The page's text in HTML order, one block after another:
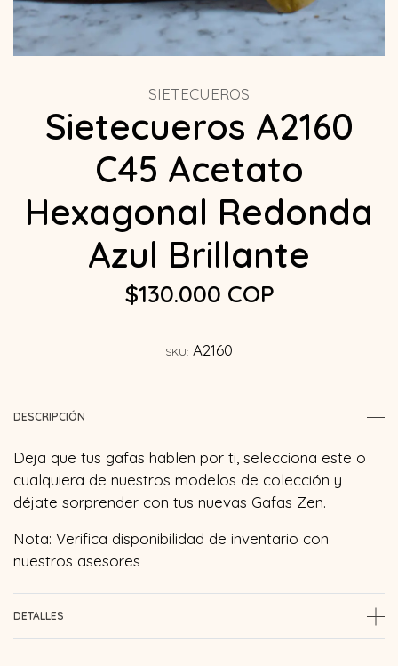
SIETECUEROS
Sietecueros A2160
C45 Acetato
Hexagonal Redonda
Azul Brillante
$130.000 COP
SKU: A2160
DESCRIPCIÓN
Deja que tus gafas hablen por ti, selecciona este o
cualquiera de nuestros modelos de colección y
déjate sorprender con tus nuevas Gafas Zen.
Nota: Verifica disponibilidad de inventario con
nuestros asesores
DETALLES